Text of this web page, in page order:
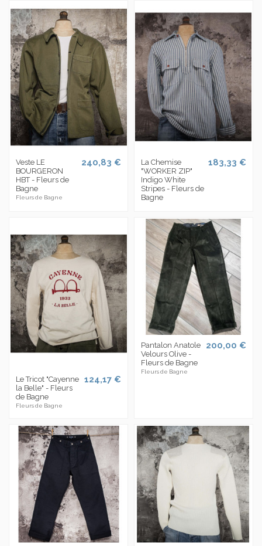
Veste LE
BOURGERON
HBT - Fleurs de
Bagne
Fleurs de Bagne
240,83 €
La Chemise
"WORKER ZIP"
Indigo White
Stripes - Fleurs de
Bagne
183,33 €
Le Tricot "Cayenne
la Belle" - Fleurs
de Bagne
Fleurs de Bagne
124,17 €
Pantalon Anatole
Velours Olive -
Fleurs de Bagne
Fleurs de Bagne
200,00 €